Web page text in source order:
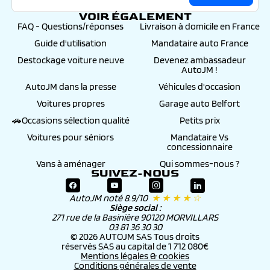
minéralogiques définitives frappées de votre
numéro d’immatriculation.
>Gravage des vitres : 99€
, Auto JM procédera au
gravage des vitres du véhicule et à son
enregistrement au fichier informatique ARGOS
Le mandant bénéficiera du remboursement de sa
franchise assurance (à hauteur de 500€) en cas
d’accident et du remboursement « valeur à neuf »
avantages -détails et conditions sur notre page
>Préparation esthétique céramique : 299€, Si
l’entretien d’une voiture est essentiel à son bon
fonctionnement, maintenir l’éclat et la haute
brillance de la carrosserie permet avant tout de
conserver un aspect extérieur neuf à long terme
détails et conditions sur notre page
VOIR ÉGALEMENT
FAQ - Questions/réponses
Livraison à domicile en France
Guide d'utilisation
Mandataire auto France
Destockage voiture neuve
Devenez ambassadeur
AutoJM !
AutoJM dans la presse
Véhicules d'occasion
Voitures propres
Garage auto Belfort
🚗Occasions sélection qualité
Petits prix
Voitures pour séniors
Mandataire Vs
concessionnaire
Vans à aménager
Qui sommes-nous ?
SUIVEZ-NOUS
AutoJM noté 8.9/10 ★ ★ ★ ★ ☆
Siège social :
271 rue de la Basinière 90120 MORVILLARS
03 81 36 30 30
© 2026 AUTOJM SAS Tous droits
réservés SAS au capital de 1 712 080€
Mentions légales & cookies
Conditions générales de vente